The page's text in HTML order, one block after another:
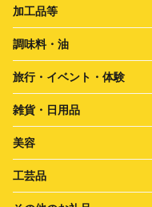
加工品等
調味料・油
旅行・イベント・体験
雑貨・日用品
美容
工芸品